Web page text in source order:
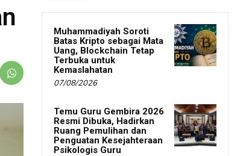
Muhammadiyah Soroti
Batas Kripto sebagai Mata
Uang, Blockchain Tetap
Terbuka untuk
Kemaslahatan
07/08/2026
Temu Guru Gembira 2026
Resmi Dibuka, Hadirkan
Ruang Pemulihan dan
Penguatan Kesejahteraan
Psikologis Guru